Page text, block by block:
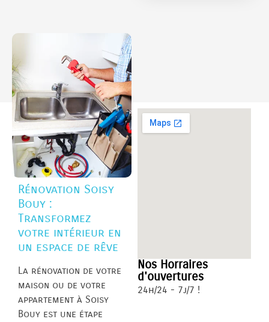
Rénovation Soisy
Bouy :
Transformez
votre intérieur en
un espace de rêve
La rénovation de votre
maison ou de votre
appartement à Soisy
Bouy est une étape
Nos Horraires
d'ouvertures
24h/24 - 7j/7 !